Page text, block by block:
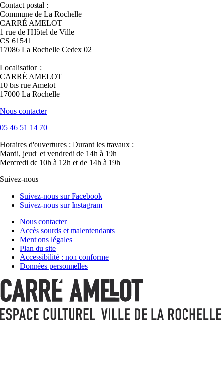
Contact postal :
Commune de La Rochelle
CARRÉ AMELOT
1 rue de l'Hôtel de Ville
CS 61541
17086 La Rochelle Cedex 02
Localisation :
CARRÉ AMELOT
10 bis rue Amelot
17000 La Rochelle
Nous contacter
05 46 51 14 70
Horaires d'ouvertures : Durant les travaux :
Mardi, jeudi et vendredi de 14h à 19h
Mercredi de 10h à 12h et de 14h à 19h
Suivez-nous
Suivez-nous sur Facebook
Suivez-nous sur Instagram
Nous contacter
Accès sourds et malentendants
Mentions légales
Plan du site
Accessibilité : non conforme
Données personnelles